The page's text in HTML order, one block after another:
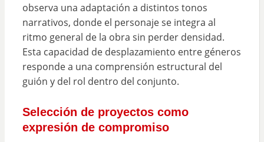
observa una adaptación a distintos tonos
narrativos, donde el personaje se integra al
ritmo general de la obra sin perder densidad.
Esta capacidad de desplazamiento entre géneros
responde a una comprensión estructural del
guión y del rol dentro del conjunto.
Selección de proyectos como
expresión de compromiso